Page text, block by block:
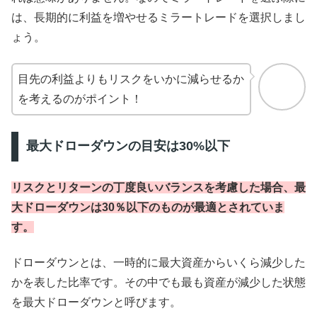
は、長期的に利益を増やせるミラートレードを選択しまし
ょう。
目先の利益よりもリスクをいかに減らせるか
を考えるのがポイント！
最大ドローダウンの目安は30%以下
リスクとリターンの丁度良いバランスを考慮した場合、最
大ドローダウンは30％以下のものが最適とされていま
す。
ドローダウンとは、一時的に最大資産からいくら減少した
かを表した比率です。その中でも最も資産が減少した状態
を最大ドローダウンと呼びます。